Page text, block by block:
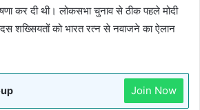
कर दी थी। लोकसभा चुनाव से ठीक पहले मोदी
शख्सियतों को भारत रत्न से नवाजने का ऐलान
Join Now